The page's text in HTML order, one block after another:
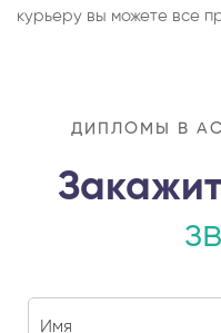
курьеру вы можете все
ДИПЛОМЫ В